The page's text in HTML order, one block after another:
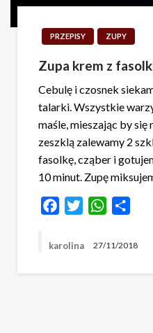
PRZEPISY ZUPY
Zupa krem z
Cebulę i czosnek
talarki. Wszystkie
maśle, mieszając by się
zeszklą zalewamy 2
fasolkę, cząber i
10 minut. Zupę
FacebookTwitterWhatsApp
karolina 27/11/2018